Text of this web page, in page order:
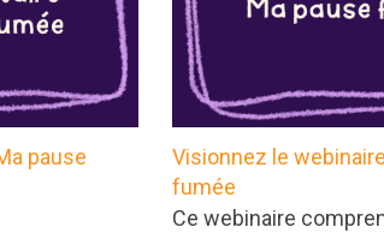
pause
Visionnez le
fumée
Ce webinaire